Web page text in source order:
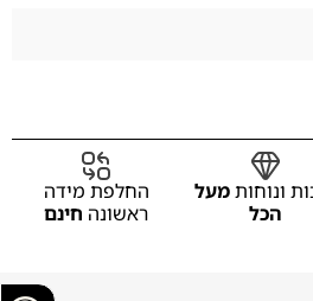
ונוחותמעל
הכל
החלפת מידה
ראשונה חינם